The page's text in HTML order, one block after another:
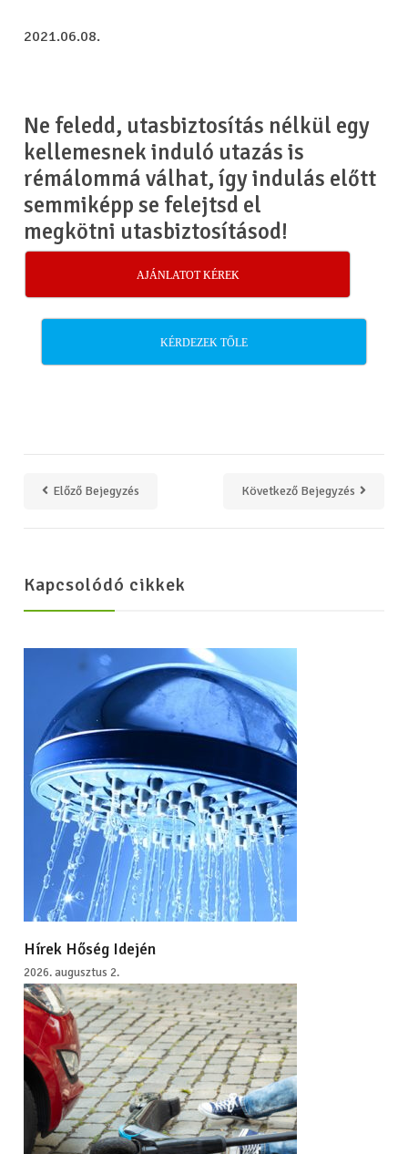
2021.06.08.
Ne feledd, utasbiztosítás nélkül egy
kellemesnek induló utazás is
rémálommá válhat, így indulás előtt
semmiképp se felejtsd el
megkötni utasbiztosításod!
AJÁNLATOT KÉREK
KÉRDEZEK TŐLE
Előző Bejegyzés Következő Bejegyzés
Kapcsolódó cikkek
Hírek Hőség Idején
2026. augusztus 2.